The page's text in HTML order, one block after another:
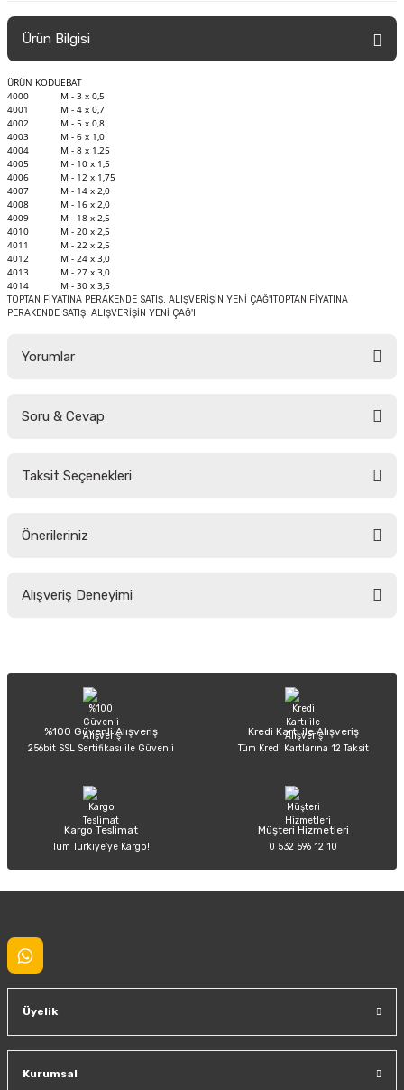
Ürün Bilgisi
ÜRÜN KODUEBAT
4000
M - 3 x 0,5
4001
M - 4 x 0,7
4002
M - 5 x 0,8
4003
M - 6 x 1,0
4004
M - 8 x 1,25
4005
M - 10 x 1,5
4006
M - 12 x 1,75
4007
M - 14 x 2,0
4008
M - 16 x 2,0
4009
M - 18 x 2,5
4010
M - 20 x 2,5
4011
M - 22 x 2,5
4012
M - 24 x 3,0
4013
M - 27 x 3,0
4014
M - 30 x 3,5
TOPTAN FİYATINA PERAKENDE SATIŞ. ALIŞVERİŞİN YENİ ÇAĞ'ITOPTAN FİYATINA
PERAKENDE SATIŞ. ALIŞVERİŞİN YENİ ÇAĞ'I
Yorumlar
Soru & Cevap
Taksit Seçenekleri
Önerileriniz
yetersiz gördüğünüz noktaları öneri formunu kullanarak tarafımıza
Ürün açıklamasında eksik bilgiler bulunuyor.
Ürün bilgilerinde hatalar bulunuyor.
Ürün fiyatı diğer sitelerden daha pahalı.
Alışveriş Deneyimi
Sitemize ilk yorumu siz yapın!
%100 Güvenli Alışveriş
256bit SSL Sertifikası ile Güvenli
Kredi Kartı ile Alışveriş
Tüm Kredi Kartlarına 12 Taksit
Kargo Teslimat
Tüm Türkiye’ye Kargo!
Müşteri Hizmetleri
0 532 596 12 10
Üyelik
Kurumsal